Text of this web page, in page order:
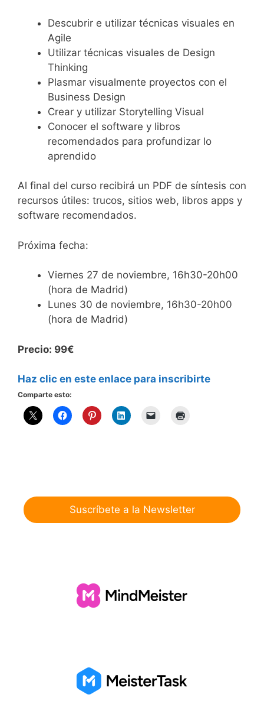
Descubrir e utilizar técnicas visuales en
Agile
Utilizar técnicas visuales de Design
Thinking
Plasmar visualmente proyectos con el
Business Design
Crear y utilizar Storytelling Visual
Conocer el software y libros
recomendados para profundizar lo
aprendido
Al final del curso recibirá un PDF de síntesis con
recursos útiles: trucos, sitios web, libros apps y
software recomendados.
Próxima fecha:
Viernes 27 de noviembre, 16h30-20h00
(hora de Madrid)
Lunes 30 de noviembre, 16h30-20h00
(hora de Madrid)
Precio: 99€
Haz clic en este enlace para inscribirte
Comparte esto:
Suscríbete a la Newsletter